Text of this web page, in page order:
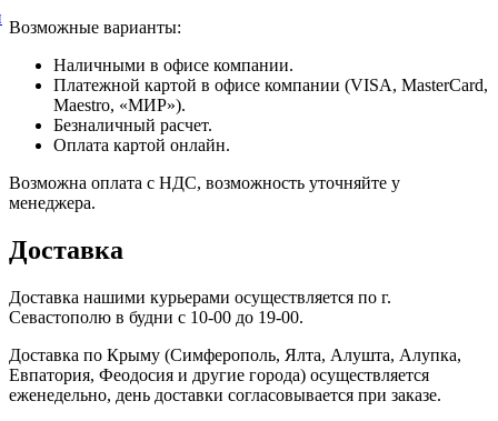
Возможные варианты:
Наличными в офисе компании.
Платежной картой в офисе компании (VISA, MasterCard,
Maestro, «МИР»).
Безналичный расчет.
Оплата картой онлайн.
Возможна оплата с НДС, возможность уточняйте у
менеджера.
Доставка
Доставка нашими курьерами осуществляется по г.
Севастополю в будни с 10-00 до 19-00.
Доставка по Крыму (Симферополь, Ялта, Алушта, Алупка,
Евпатория, Феодосия и другие города) осуществляется
еженедельно, день доставки согласовывается при заказе.